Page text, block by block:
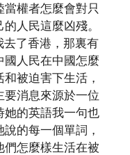
權者怎麼會對只
人民這麼凶殘。
了香港，那裏有
人民在中國怎麼
被迫害下生活，
消息來源於一位
她的英語我一句也
的每一個單詞，
怎麼樣生活在被